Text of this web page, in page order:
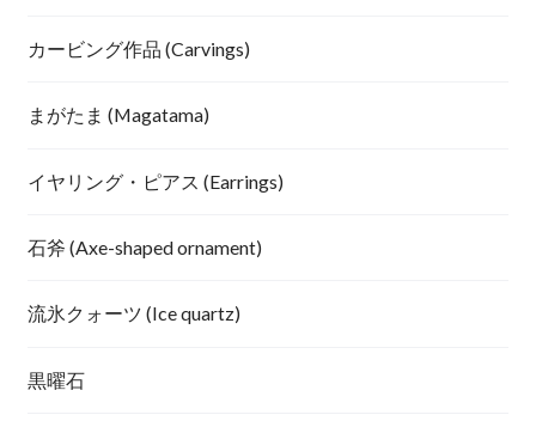
カービング作品 (Carvings)
まがたま (Magatama)
イヤリング・ピアス (Earrings)
石斧 (Axe-shaped ornament)
流氷クォーツ (Ice quartz)
黒曜石